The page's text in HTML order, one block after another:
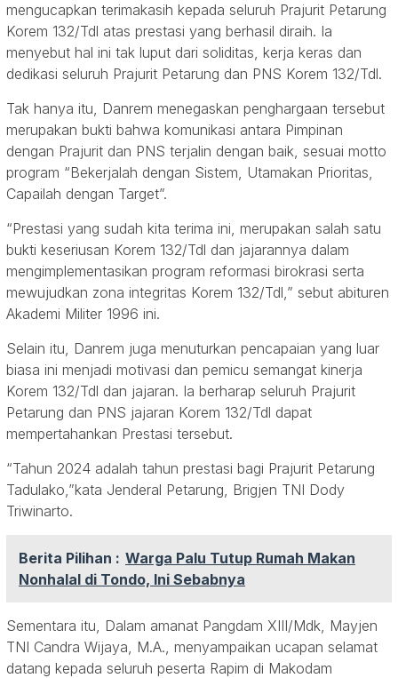
mengucapkan terimakasih kepada seluruh Prajurit Petarung
Korem 132/Tdl atas prestasi yang berhasil diraih. Ia
menyebut hal ini tak luput dari soliditas, kerja keras dan
dedikasi seluruh Prajurit Petarung dan PNS Korem 132/Tdl.
Tak hanya itu, Danrem menegaskan penghargaan tersebut
merupakan bukti bahwa komunikasi antara Pimpinan
dengan Prajurit dan PNS terjalin dengan baik, sesuai motto
program “Bekerjalah dengan Sistem, Utamakan Prioritas,
Capailah dengan Target”.
“Prestasi yang sudah kita terima ini, merupakan salah satu
bukti keseriusan Korem 132/Tdl dan jajarannya dalam
mengimplementasikan program reformasi birokrasi serta
mewujudkan zona integritas Korem 132/Tdl,” sebut abituren
Akademi Militer 1996 ini.
Selain itu, Danrem juga menuturkan pencapaian yang luar
biasa ini menjadi motivasi dan pemicu semangat kinerja
Korem 132/Tdl dan jajaran. Ia berharap seluruh Prajurit
Petarung dan PNS jajaran Korem 132/Tdl dapat
mempertahankan Prestasi tersebut.
“Tahun 2024 adalah tahun prestasi bagi Prajurit Petarung
Tadulako,”kata Jenderal Petarung, Brigjen TNI Dody
Triwinarto.
Berita Pilihan : Warga Palu Tutup Rumah Makan
Nonhalal di Tondo, Ini Sebabnya
Sementara itu, Dalam amanat Pangdam XIII/Mdk, Mayjen
TNI Candra Wijaya, M.A., menyampaikan ucapan selamat
datang kepada seluruh peserta Rapim di Makodam